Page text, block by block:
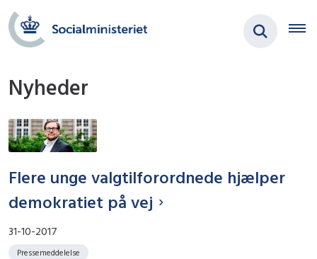
Nyheder
Flere unge valgtilforordnede hjælper
demokratiet på vej
31-10-2017
Pressemeddelelse